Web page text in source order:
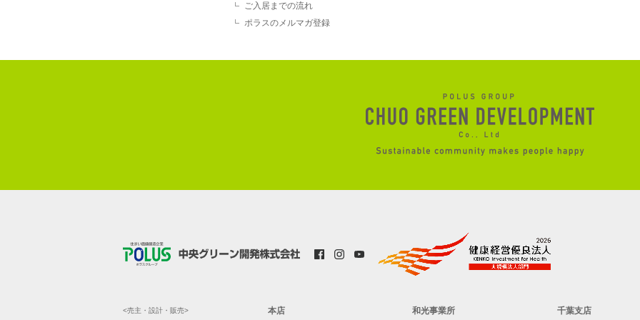
ご入居までの流れ
ポラスのメルマガ登録
<売主・設計・販売> 本店 和光事業所 千葉支店